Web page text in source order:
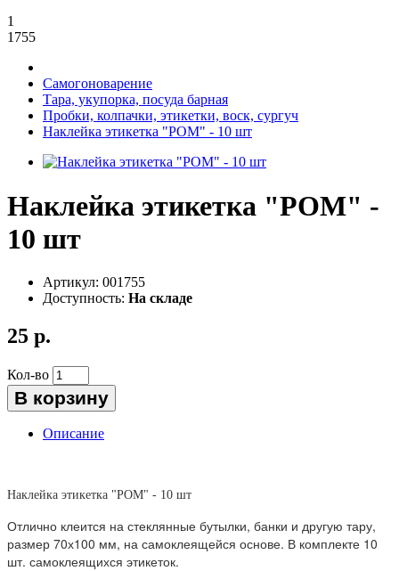
1
1755
Самогоноварение
Тара, укупорка, посуда барная
Пробки, колпачки, этикетки, воск, сургуч
Наклейка этикетка "РОМ" - 10 шт
Наклейка этикетка "РОМ" -
10 шт
Артикул: 001755
Доступность: На складе
25 р.
Кол-во
В корзину
Описание
Наклейка этикетка "РОМ" - 10 шт
Отлично клеится на стеклянные бутылки, банки и другую тару,
размер 70х100 мм, на самоклеящейся основе. В комплекте 10
шт. самоклеящихся этикеток.